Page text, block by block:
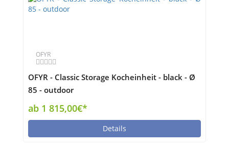
OFYR
OFYR - Classic Storage Kocheinheit - black - Ø
85 - outdoor
ab 1 815,00€*
Details